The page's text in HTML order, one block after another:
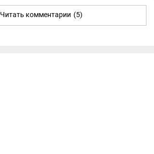
Читать комментарии (5)